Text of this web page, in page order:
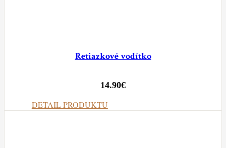
Retiazkové vodítko
14.90€
DETAIL PRODUKTU